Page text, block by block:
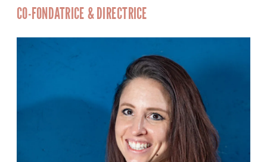
CO-FONDATRICE & DIRECTRICE